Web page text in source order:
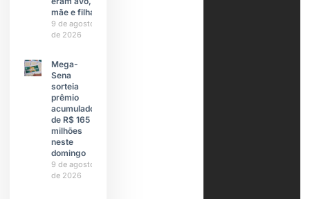
mãe e filha
9 de agosto
de 2026
Mega-
Sena
sorteia
prêmio
acumulado
de R$ 165
milhões
neste
domingo
9 de agosto
de 2026